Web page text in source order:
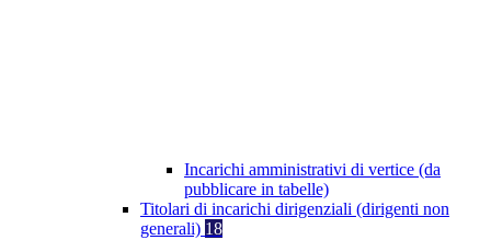
Incarichi amministrativi di vertice (da
pubblicare in tabelle)
Titolari di incarichi dirigenziali (dirigenti non
generali) 18